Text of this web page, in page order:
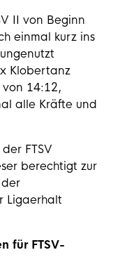
II von Beginn
einmal kurz ins
Klobertanz
14:12,
alle Kräfte und
FTSV
berechtigt zur
Ligaerhalt
für FTSV-